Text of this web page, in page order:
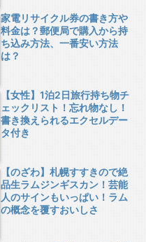
家電リサイクル券の書き方や
料金は？郵便局で購入から持
ち込み方法、一番安い方法
は？
【女性】1泊2日旅行持ち物チ
ェックリスト！忘れ物なし！
書き換えられるエクセルデー
タ付き
【のざわ】札幌すすきので絶
品生ラムジンギスカン！芸能
人のサインもいっぱい！ラム
の概念を覆すおいしさ